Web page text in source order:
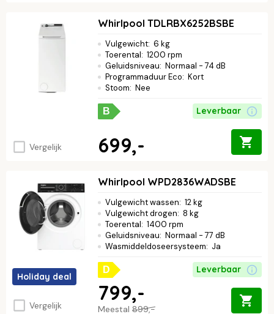
Vergelijk
Whirlpool TDLRBX6252BSBE
Vulgewicht: 6 kg
Toerental: 1200 rpm
Geluidsniveau: Normaal - 74 dB
Programmaduur Eco: Kort
Stoom: Nee
B Leverbaar
699,-
Holiday deal
Vergelijk
Whirlpool WPD2836WADSBE
Vulgewicht wassen: 12 kg
Vulgewicht drogen: 8 kg
Toerental: 1400 rpm
Geluidsniveau: Normaal - 77 dB
Wasmiddeldoseersysteem: Ja
D Leverbaar
Meestal 899,-
799,-